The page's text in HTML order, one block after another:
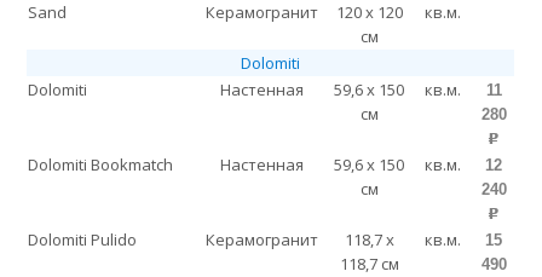
Sand Керамогранит
120 x 120
см
кв.м.
Dolomiti
Dolomiti
Настенная
59,6 x 150
см
кв.м.
11
280
p
Dolomiti Bookmatch Настенная
59,6 x 150
см
кв.м.
12
240
p
Dolomiti Pulido Керамогранит
118,7 x
118,7 см
кв.м.
15
490